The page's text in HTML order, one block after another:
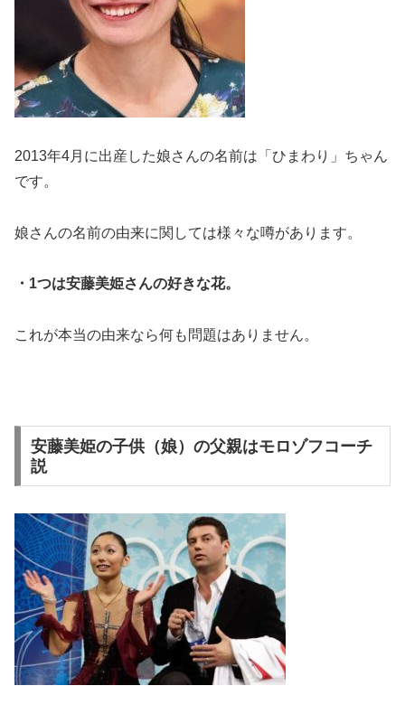
2013年4月に出産した娘さんの名前は「ひまわり」 ちゃん
です。
娘さんの名前の由来に関しては様々な噂があります。
・1つは安藤美姫さんの好きな花。
これが本当の由来なら何も問題はありません。
安藤美姫の子供（娘）の父親はモロゾフコーチ
説